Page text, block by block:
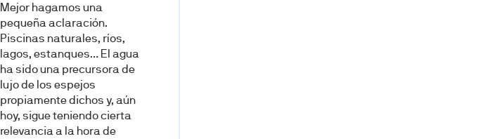
Mejor hagamos una
pequeña aclaración.
Piscinas naturales, ríos,
lagos, estanques… El agua
ha sido una precursora de
lujo de los espejos
propiamente dichos y, aún
hoy, sigue teniendo cierta
relevancia a la hora de